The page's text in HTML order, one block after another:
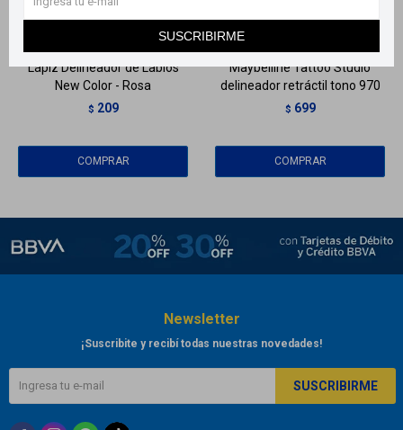
SUSCRIBIRME
Lápiz Delineador de Labios
New Color - Rosa
$ 209
Maybelline Tattoo Studio
delineador retráctil tono 970
$ 699
Newsletter
¡Suscribite y recibí todas nuestras novedades!
SUSCRIBIRME